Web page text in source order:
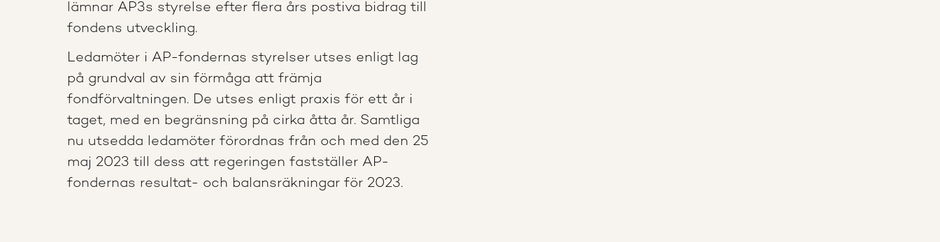
lämnar AP3s styrelse efter flera års postiva bidrag till
fondens utveckling.
Ledamöter i AP-fondernas styrelser utses enligt lag
på grundval av sin förmåga att främja
fondförvaltningen. De utses enligt praxis för ett år i
taget, med en begränsning på cirka åtta år. Samtliga
nu utsedda ledamöter förordnas från och med den 25
maj 2023 till dess att regeringen fastställer AP-
fondernas resultat- och balansräkningar för 2023.